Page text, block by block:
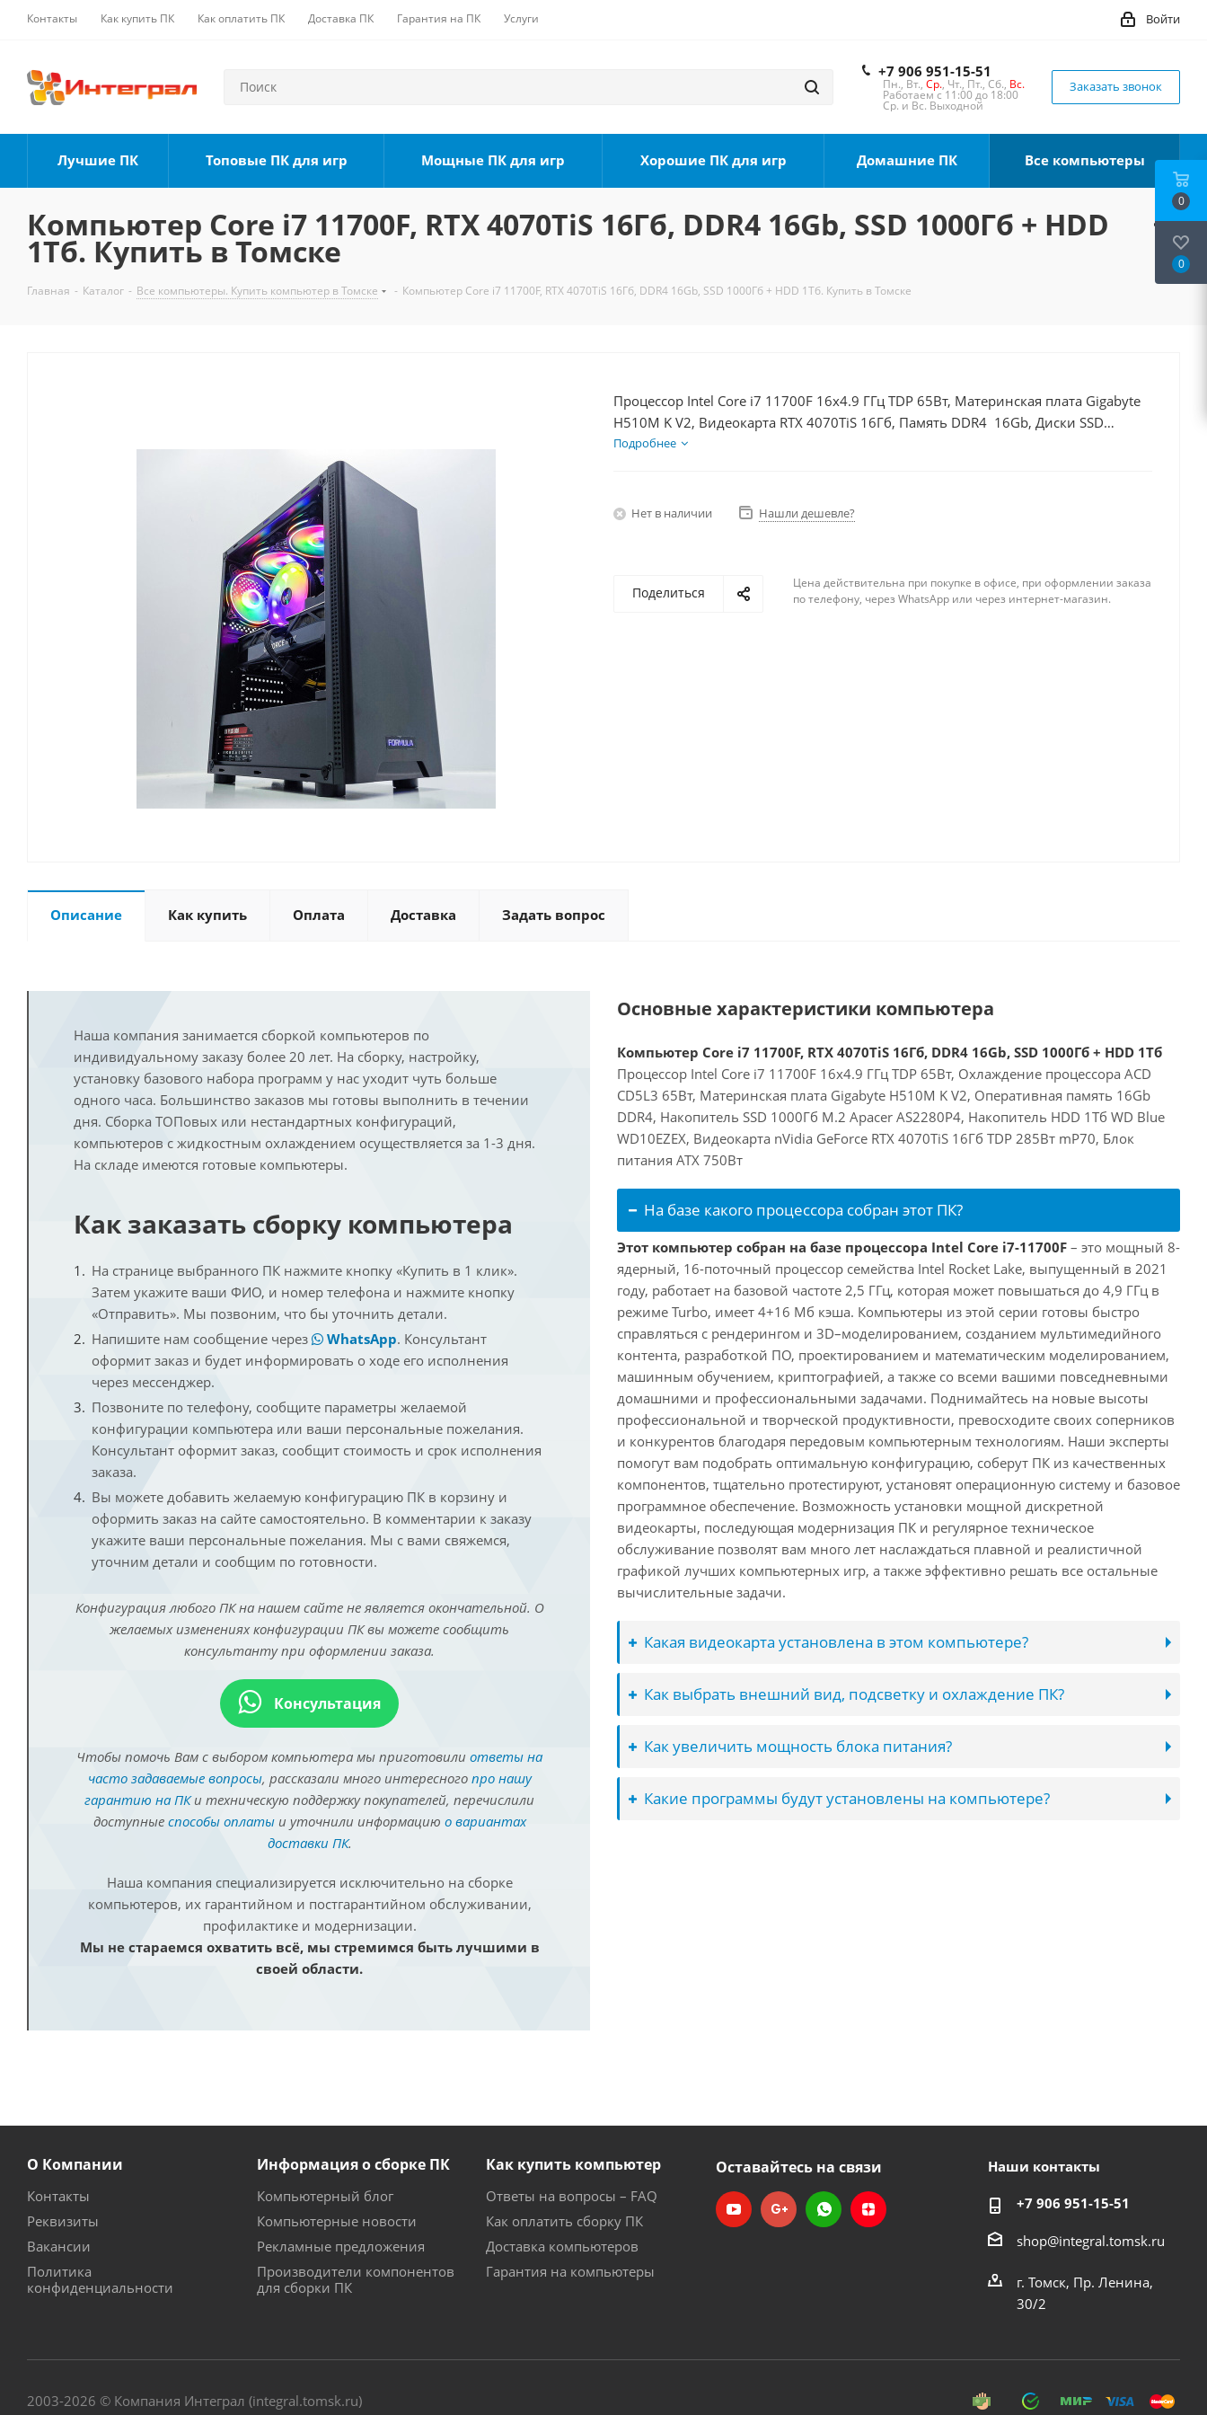
Контакты Как купить ПК Как оплатить ПК Доставка ПК Гарантия на ПК Услуги Войти
+7 906 951-15-51
Пн., Вт., Ср., Чт., Пт., Сб., Вс.
Работаем с 11:00 до 18:00
Ср. и Вс. Выходной
Заказать звонок
Лучшие ПК Топовые ПК для игр Мощные ПК для игр Хорошие ПК для игр Домашние ПК Все компьютеры
Компьютер Core i7 11700F, RTX 4070TiS 16Гб, DDR4 16Gb, SSD 1000Гб + HDD
1Тб. Купить в Томске
Главная - Каталог - Все компьютеры. Купить компьютер в Томске - Компьютер Core i7 11700F, RTX 4070TiS 16Гб, DDR4 16Gb, SSD 1000Гб + HDD 1Тб. Купить в Томске
Процессор Intel Core i7 11700F 16x4.9 ГГц TDP 65Вт, Материнская плата Gigabyte
H510M K V2, Видеокарта RTX 4070TiS 16Гб, Память DDR4 16Gb, Диски SSD
1000Гб + HDD 1Тб, БП 750Вт
Подробнее
Нет в наличии Нашли дешевле?
Поделиться
Цена действительна при покупке в офисе, при оформлении заказа
по телефону, через WhatsApp или через интернет-магазин.
Описание Как купить Оплата Доставка Задать вопрос
Наша компания занимается сборкой компьютеров по
индивидуальному заказу более 20 лет. На сборку, настройку,
установку базового набора программ у нас уходит чуть больше
одного часа. Большинство заказов мы готовы выполнить в течении
дня. Сборка ТОПовых или нестандартных конфигураций,
компьютеров с жидкостным охлаждением осуществляется за 1-3 дня.
На складе имеются готовые компьютеры.
Как заказать сборку компьютера
На странице выбранного ПК нажмите кнопку «Купить в 1 клик».
Затем укажите ваши ФИО, и номер телефона и нажмите кнопку
«Отправить». Мы позвоним, что бы уточнить детали.
Напишите нам сообщение через
WhatsApp. Консультант
оформит заказ и будет информировать о ходе его исполнения
через мессенджер.
Позвоните по телефону, сообщите параметры желаемой
конфигурации компьютера или ваши персональные пожелания.
Консультант оформит заказ, сообщит стоимость и срок исполнения
заказа.
Вы можете добавить желаемую конфигурацию ПК в корзину и
оформить заказ на сайте самостоятельно. В комментарии к заказу
укажите ваши персональные пожелания. Мы с вами свяжемся,
уточним детали и сообщим по готовности.
Конфигурация любого ПК на нашем сайте не является окончательной. О
желаемых изменениях конфигурации ПК вы можете сообщить
консультанту при оформлении заказа.
Консультация
Чтобы помочь Вам с выбором компьютера мы приготовили ответы на
часто задаваемые вопросы, рассказали много интересного про нашу
гарантию на ПКи техническую поддержку покупателей, перечислили
доступные способы оплатыи уточнили информацию о вариантах
доставки ПК.
Наша компания специализируется исключительно на сборке
компьютеров, их гарантийном и постгарантийном обслуживании,
профилактике и модернизации.
Мы не стараемся охватить всё, мы стремимся быть лучшими в
своей области.
Основные характеристики компьютера
Компьютер Core i7 11700F, RTX 4070TiS 16Гб, DDR4 16Gb, SSD 1000Гб + HDD 1Тб
Процессор Intel Core i7 11700F 16x4.9 ГГц TDP 65Вт, Охлаждение процессора ACD
CD5L3 65Вт, Материнская плата Gigabyte H510M K V2, Оперативная память 16Gb
DDR4, Накопитель SSD 1000Гб M.2 Apacer AS2280P4, Накопитель HDD 1Тб WD Blue
WD10EZEX, Видеокарта nVidia GeForce RTX 4070TiS 16Гб TDP 285Вт mP70, Блок
питания ATX 750Вт
На базе какого процессора собран этот ПК?
Этот компьютер собран на базе процессора Intel Core i7-11700F – это мощный 8-
ядерный, 16-поточный процессор семейства Intel Rocket Lake, выпущенный в 2021
году, работает на базовой частоте 2,5 ГГц, которая может повышаться до 4,9 ГГц в
режиме Turbo, имеет 4+16 Мб кэша. Компьютеры из этой серии готовы быстро
справляться с рендерингом и 3D–моделированием, созданием мультимедийного
контента, разработкой ПО, проектированием и математическим моделированием,
машинным обучением, криптографией, а также со всеми вашими повседневными
домашними и профессиональными задачами. Поднимайтесь на новые высоты
профессиональной и творческой продуктивности, превосходите своих соперников
и конкурентов благодаря передовым компьютерным технологиям. Наши эксперты
помогут вам подобрать оптимальную конфигурацию, соберут ПК из качественных
компонентов, тщательно протестируют, установят операционную систему и базовое
программное обеспечение. Возможность установки мощной дискретной
видеокарты, последующая модернизация ПК и регулярное техническое
обслуживание позволят вам много лет наслаждаться плавной и реалистичной
графикой лучших компьютерных игр, а также эффективно решать все остальные
вычислительные задачи.
Какая видеокарта установлена в этом компьютере?
Как выбрать внешний вид, подсветку и охлаждение ПК?
Как увеличить мощность блока питания?
Какие программы будут установлены на компьютере?
О Компании
Контакты
Реквизиты
Вакансии
Политика
конфиденциальности
Информация о сборке ПК
Компьютерный блог
Компьютерные новости
Рекламные предложения
Производители компонентов
для сборки ПК
Как купить компьютер
Ответы на вопросы – FAQ
Как оплатить сборку ПК
Доставка компьютеров
Гарантия на компьютеры
Оставайтесь на связи Наши контакты
+7 906 951-15-51
shop@integral.tomsk.ru
г. Томск, Пр. Ленина,
30/2
2003-2026 © Компания Интеграл (integral.tomsk.ru)
0
0